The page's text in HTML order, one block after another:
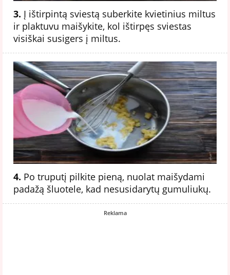
3. Į ištirpintą sviestą suberkite kvietinius miltus
ir plaktuvu maišykite, kol ištirpęs sviestas
visiškai susigers į miltus.
4. Po truputį pilkite pieną, nuolat maišydami
padažą šluotele, kad nesusidarytų gumuliukų.
Reklama